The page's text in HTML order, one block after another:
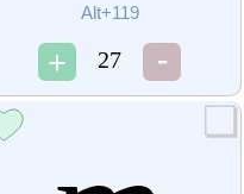
Alt+119
27